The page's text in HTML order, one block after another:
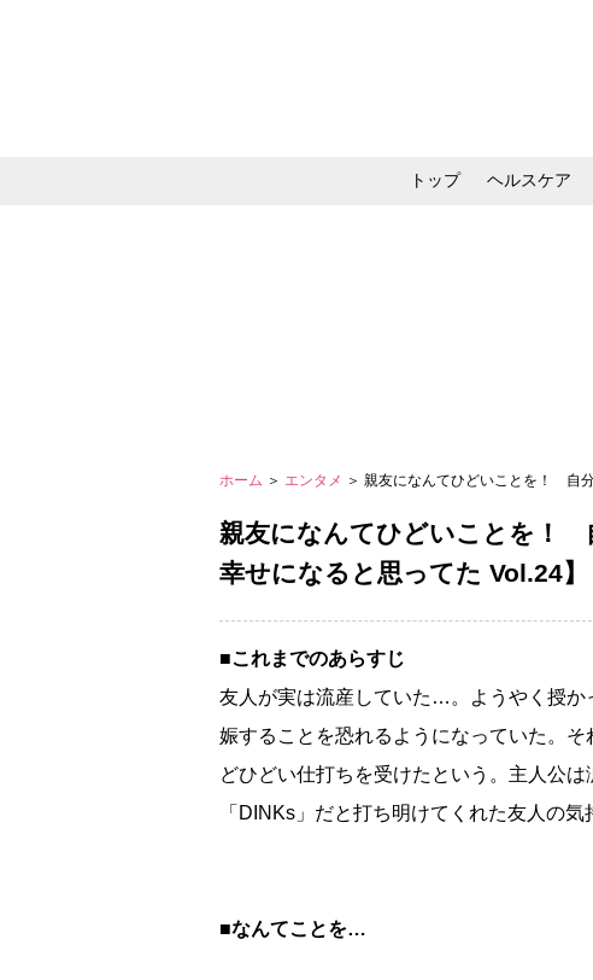
トップ ヘルスケア
ホーム ＞ エンタメ ＞ 親友になんてひどいことを！ 自
親友になんてひどいことを！
幸せになると思ってた Vol.24】
■これまでのあらすじ
友人が実は流産していた…。ようやく授
娠することを恐れるようになっていた。
どひどい仕打ちを受けたという。主人公
「DINKs」だと打ち明けてくれた友人の
■なんてことを…